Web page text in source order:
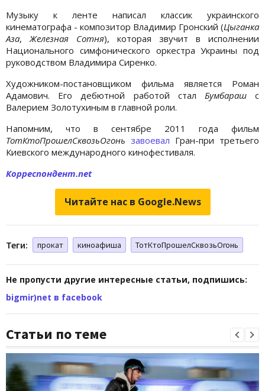
Музыку к ленте написал классик украинского
кинематографа - композитор Владимир Гронский (Цыганка
Аза, Железная Сотня), которая звучит в исполнении
Национального симфонического оркестра Украины под
руководством Владимира Сиренко.
Художником-постановщиком фильма является Роман
Адамович. Его дебютной работой стал Бумбарашс
Валерием Золотухиным в главной роли.
Напомним, что в сентябре 2011 года фильм
ТотКтоПрошелСквозьОгонь завоевал Гран-при третьего
Киевского международного кинофестиваля.
Корреспондент.net
Читайте нас в Google.News
Теги: прокат киноафиша ТотКтоПрошелСквозьОгонь
Не пропусти другие интересные статьи, подпишись:
bigmir)net в facebook
Статьи по теме